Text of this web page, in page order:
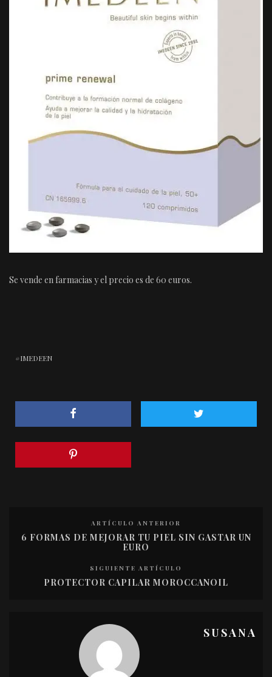
Se vende en farmacias y el precio es de 60 euros.
IMEDEEN
ARTÍCULO ANTERIOR
6 FORMAS DE MEJORAR TU PIEL SIN GASTAR UN
EURO
SIGUIENTE ARTÍCULO
PROTECTOR CAPILAR MOROCCANOIL
SUSANA